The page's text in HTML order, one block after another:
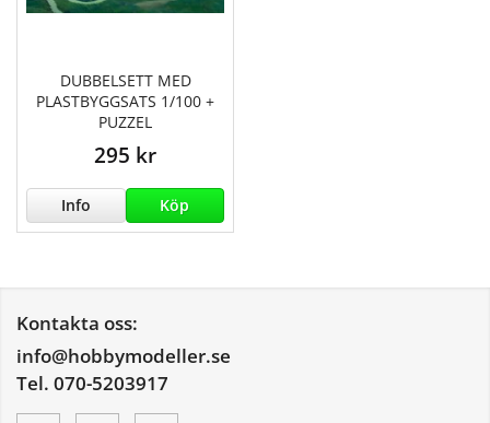
DUBBELSETT MED
PLASTBYGGSATS 1/100 +
PUZZEL
295 kr
Info Köp
Kontakta oss:
info@hobbymodeller.se
Tel. 070-5203917